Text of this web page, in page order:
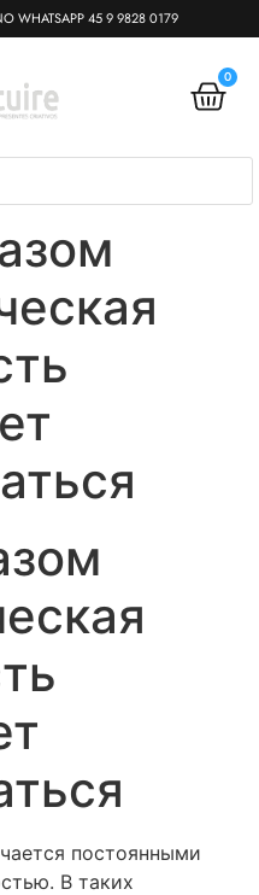
WHATSAPP 45 9 9828 0179
0
постоянными
В таких